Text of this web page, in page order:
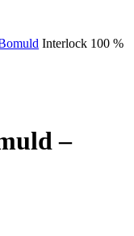
Interlock 100 %
–